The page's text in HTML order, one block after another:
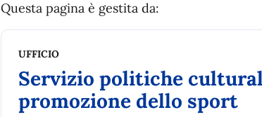
Questa pagina è gestita da:
UFFICIO
Servizio politiche
promozione dello sport